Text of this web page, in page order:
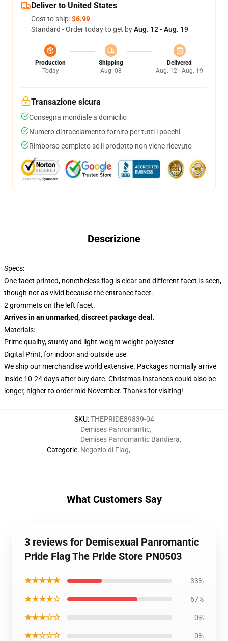
Deliver to United States
Cost to ship:$6.99
Standard - Order today to get byAug. 12 - Aug. 19
Production
Today
Shipping
Aug. 08
Delivered
Aug. 12 - Aug. 19
Transazione sicura
Consegna mondiale a domicilio
Numero di tracciamento fornito per tutti i pacchi
Rimborso completo se il prodotto non viene ricevuto
Descrizione
Specs:
One facet printed, nonetheless flag is clear and different facet is seen,
though not as vivid because the entrance facet.
2 grommets on the left facet.
Arrives in an unmarked, discreet package deal.
Materials:
Prime quality, sturdy and light-weight weight polyester
Digital Print, for indoor and outside use
We ship our merchandise world extensive. Packages normally arrive
inside 10-24 days after buy date. Christmas instances could also be
longer, higher to order mid November. Thanks for visiting!
SKU:THEPRIDE89839-04
Categorie:
Demises Panromantic,
Demises Panromantic Bandiera,
Negozio di Flag,
What Customers Say
3 reviews for Demisexual Panromantic
Pride Flag The Pride Store PN0503
★★★★★ 33%
★★★★☆ 67%
★★★☆☆ 0%
★★☆☆☆ 0%